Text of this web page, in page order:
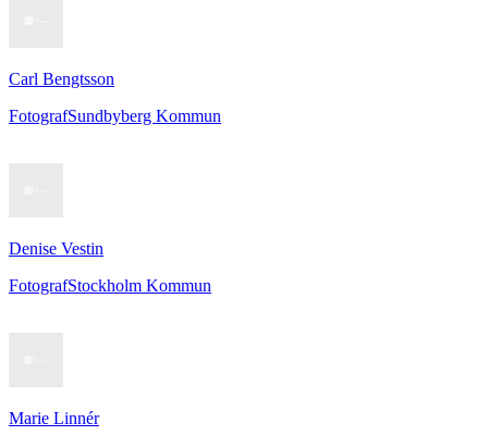
Carl Bengtsson
FotografSundbyberg Kommun
Denise Vestin
FotografStockholm Kommun
Marie Linnér